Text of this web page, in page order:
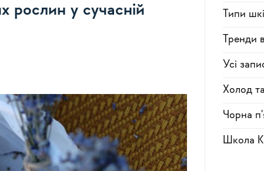
рослин у сучасній
Типи
Тренди
Усi
Холод
Чорна
Школа